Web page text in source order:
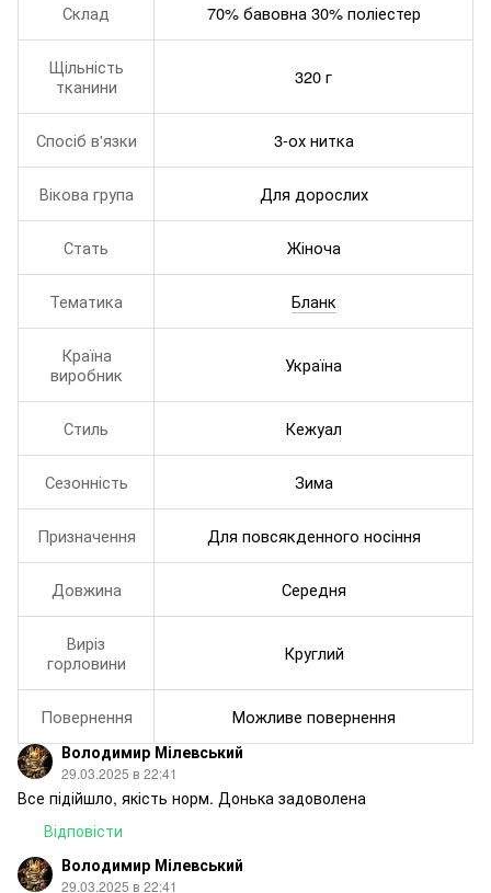
Склад 70% бавовна 30% поліестер
Щільність
тканини
320 г
Спосіб в'язки 3-ох нитка
Вікова група Для дорослих
Стать Жіноча
Тематика Бланк
Країна
виробник
Україна
Стиль Кежуал
Сезонність Зима
Призначення Для повсякденного носіння
Довжина Середня
Виріз
горловини
Круглий
Повернення Можливе повернення
Володимир Мілевський
29.03.2025 в 22:41
Все підійшло, якість норм. Донька задоволена
Відповісти
Володимир Мілевський
29.03.2025 в 22:41